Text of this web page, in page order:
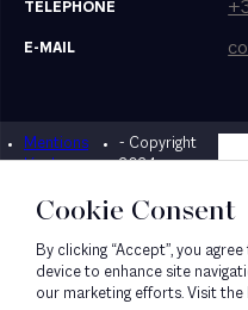
TELEPHONE
E-MAIL
Mentions
légales
- Copyright
2024
Cookie Consent
By clicking “Accept”, you
device to enhance site
our marketing efforts. Visit